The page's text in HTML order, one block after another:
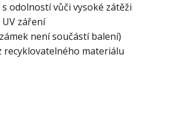
odolností vůči vysoké zátěži
záření
není součástí balení)
recyklovatelného materiálu